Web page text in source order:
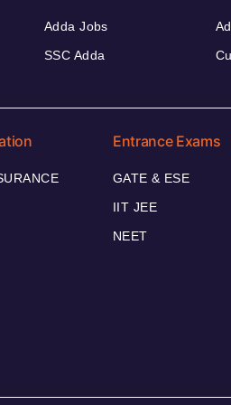
Adda Jobs
SSC Adda
Entrance Exams
GATE & ESE
IIT JEE
NEET